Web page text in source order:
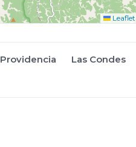
Leaflet
Providencia Las Condes